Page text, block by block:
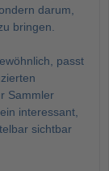
darum,
bringen.
passt
Sammler
interessant,
sichtbar